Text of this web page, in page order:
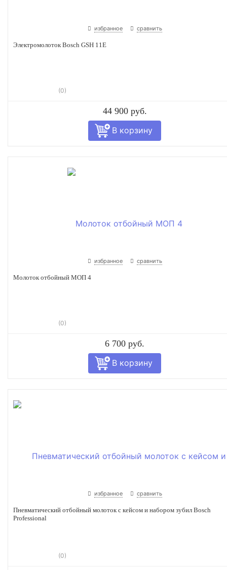
избранное сравнить
Электромолоток Bosch GSH 11E
(0)
44 900 руб.
избранное сравнить
Молоток отбойный МОП 4
(0)
6 700 руб.
избранное сравнить
Пневматический отбойный молоток с кейсом и набором зубил Bosch
Professional
(0)